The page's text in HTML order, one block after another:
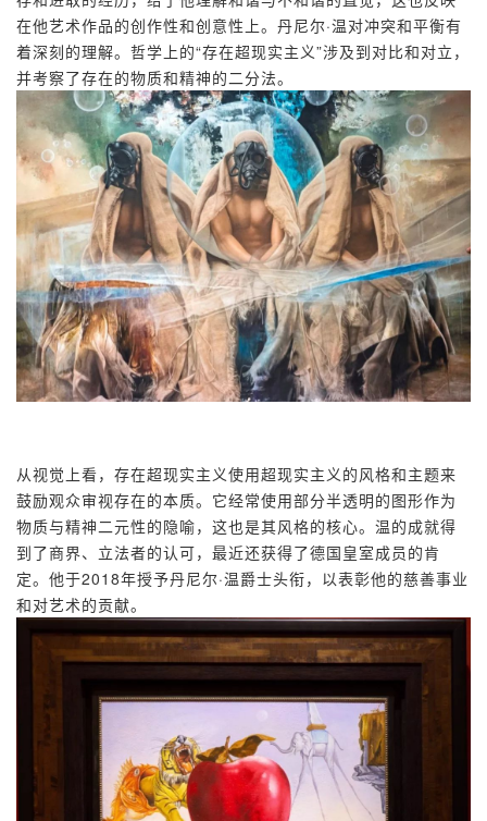
在他艺术作品的创作性和创意性上。丹尼尔·温对冲突和平衡有
着深刻的理解。哲学上的“存在超现实主义”涉及到对比和对立，
并考察了存在的物质和精神的二分法。
从视觉上看，存在超现实主义使用超现实主义的风格和主题来
鼓励观众审视存在的本质。它经常使用部分半透明的图形作为
物质与精神二元性的隐喻，这也是其风格的核心。温的成就得
到了商界、立法者的认可，最近还获得了德国皇室成员的肯
定。他于2018年授予丹尼尔·温爵士头衔，以表彰他的慈善事业
和对艺术的贡献。